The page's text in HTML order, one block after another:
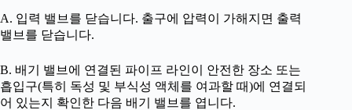
A. 입력 밸브를 닫습니다. 출구에 압력이 가해지면 출력
밸브를 닫습니다.
B. 배기 밸브에 연결된 파이프 라인이 안전한 장소 또는
흡입구(특히 독성 및 부식성 액체를 여과할 때)에 연결되
어 있는지 확인한 다음 배기 밸브를 엽니다.